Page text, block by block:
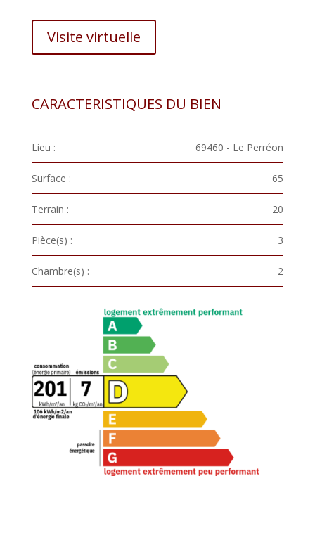
Visite virtuelle
CARACTERISTIQUES DU BIEN
Lieu : 69460 - Le Perréon
Surface : 65
Terrain : 20
Pièce(s) : 3
Chambre(s) : 2